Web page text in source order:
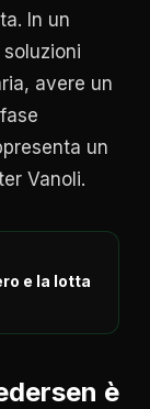
In un
avere un
un
Vanoli.
e la lotta
è